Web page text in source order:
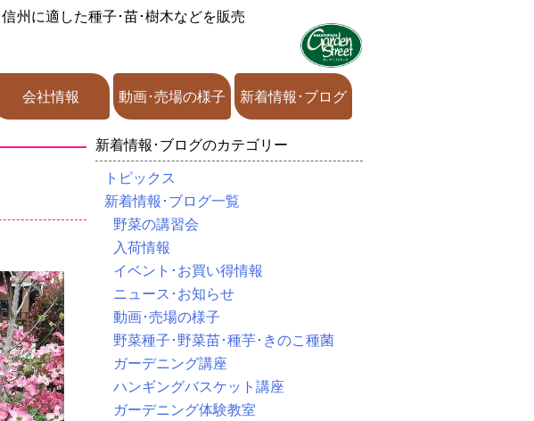
信州に適した種子･苗･樹木などを販売
会社情報 動画･売場の様子 新着情報･ブログ
新着情報･ブログのカテゴリー
トピックス
新着情報･ブログ一覧
野菜の講習会
入荷情報
イベント･お買い得情報
ニュース･お知らせ
動画･売場の様子
野菜種子･野菜苗･種芋･きのこ種菌
ガーデニング講座
ハンギングバスケット講座
ガーデニング体験教室